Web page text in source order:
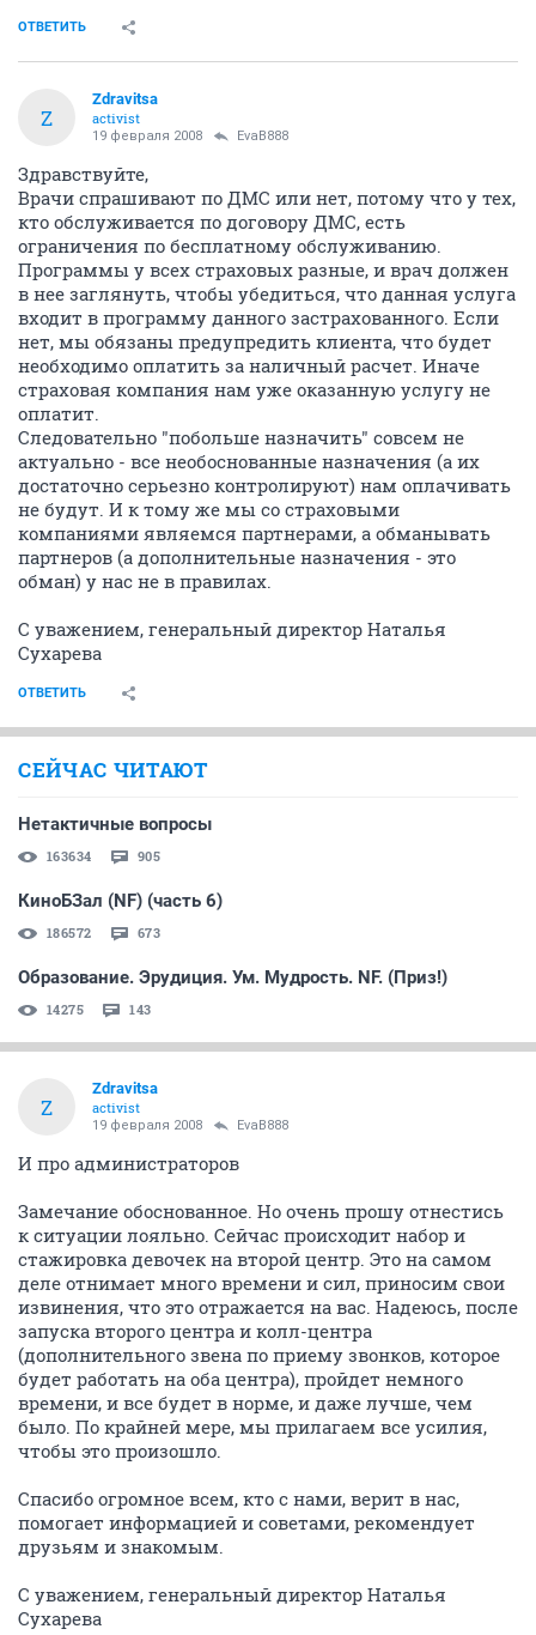
ОТВЕТИТЬ
Z
Zdravitsa
activist
19 февраля 2008 EvaB888
Здравствуйте,
Врачи спрашивают по ДМС или нет, потому что у тех,
кто обслуживается по договору ДМС, есть
ограничения по бесплатному обслуживанию.
Программы у всех страховых разные, и врач должен
в нее заглянуть, чтобы убедиться, что данная услуга
входит в программу данного застрахованного. Если
нет, мы обязаны предупредить клиента, что будет
необходимо оплатить за наличный расчет. Иначе
страховая компания нам уже оказанную услугу не
оплатит.
Следовательно "побольше назначить" совсем не
актуально - все необоснованные назначения (а их
достаточно серьезно контролируют) нам оплачивать
не будут. И к тому же мы со страховыми
компаниями являемся партнерами, а обманывать
партнеров (а дополнительные назначения - это
обман) у нас не в правилах.
С уважением, генеральный директор Наталья
Сухарева
ОТВЕТИТЬ
СЕЙЧАС ЧИТАЮТ
Нетактичные вопросы
163634 905
КиноБЗал (NF) (часть 6)
186572 673
Образование. Эрудиция. Ум. Мудрость. NF. (Приз!)
14275 143
Z
Zdravitsa
activist
19 февраля 2008 EvaB888
И про администраторов
Замечание обоснованное. Но очень прошу отнестись
к ситуации лояльно. Сейчас происходит набор и
стажировка девочек на второй центр. Это на самом
деле отнимает много времени и сил, приносим свои
извинения, что это отражается на вас. Надеюсь, после
запуска второго центра и колл-центра
(дополнительного звена по приему звонков, которое
будет работать на оба центра), пройдет немного
времени, и все будет в норме, и даже лучше, чем
было. По крайней мере, мы прилагаем все усилия,
чтобы это произошло.
Спасибо огромное всем, кто с нами, верит в нас,
помогает информацией и советами, рекомендует
друзьям и знакомым.
С уважением, генеральный директор Наталья
Сухарева